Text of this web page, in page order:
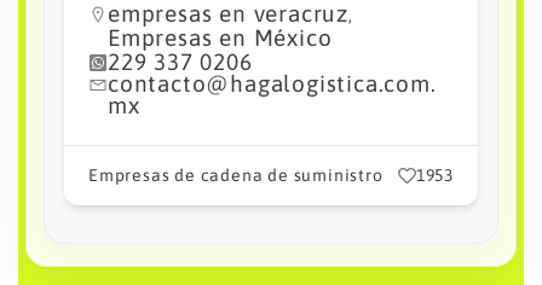
empresas en veracruz,
Empresas en México
229 337 0206
contacto@hagalogistica.com.
mx
Empresas de cadena de suministro 1953